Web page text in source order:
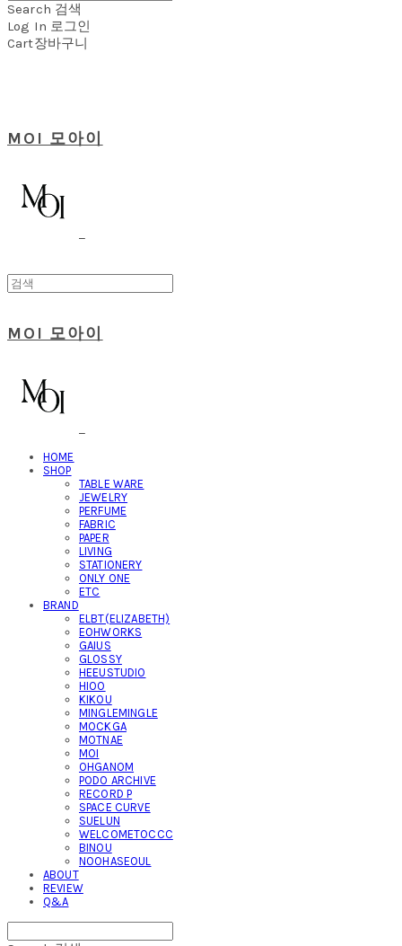
Search 검색
Log In 로그인
Cart장바구니
MOI 모아이
MOI 모아이
HOME
SHOP
TABLE WARE
JEWELRY
PERFUME
FABRIC
PAPER
LIVING
STATIONERY
ONLY ONE
ETC
BRAND
ELBT(ELIZABETH)
EOHWORKS
GAIUS
GLOSSY
HEEUSTUDIO
HIOO
KIKOU
MINGLEMINGLE
MOCKGA
MOTNAE
MOI
OHGANOM
PODO ARCHIVE
RECORD P
SPACE CURVE
SUELUN
WELCOMETOCCC
BINOU
NOOHASEOUL
ABOUT
REVIEW
Q&A